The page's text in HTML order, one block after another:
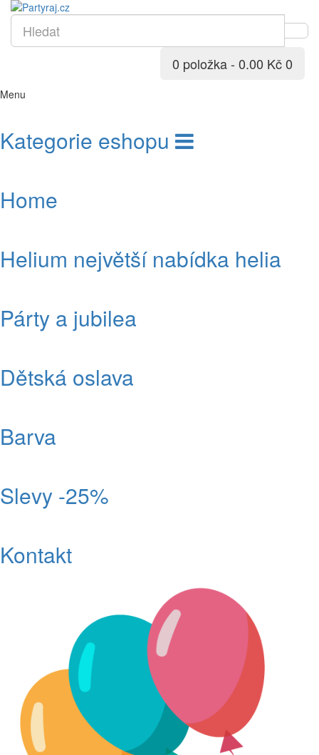
0 položka - 0.00 Kč0
Menu
Kategorie eshopu
Home
Helium největší nabídka helia
Párty a jubilea
Dětská oslava
Barva
Slevy -25%
Kontakt